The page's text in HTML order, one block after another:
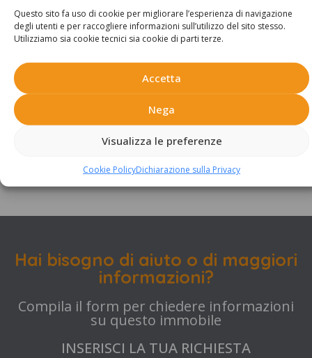
Questo sito fa uso di cookie per migliorare l’esperienza di navigazione
degli utenti e per raccogliere informazioni sull’utilizzo del sito stesso.
Utilizziamo sia cookie tecnici sia cookie di parti terze.
Accetta
Nega
Visualizza le preferenze
Cookie PolicyDichiarazione sulla Privacy
Planimetrie:
Hai bisogno di aiuto o di maggiori
informazioni?
Compila il form per chiedere informazioni
su questo immobile
INSERISCI LA TUA RICHIESTA